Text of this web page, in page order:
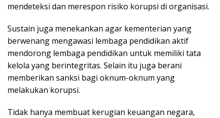
mendeteksi dan merespon risiko korupsi di organisasi.
Sustain juga menekankan agar kementerian yang
berwenang mengawasi lembaga pendidikan aktif
mendorong lembaga pendidikan untuk memiliki tata
kelola yang berintegritas. Selain itu juga berani
memberikan sanksi bagi oknum-oknum yang
melakukan korupsi.
Tidak hanya membuat kerugian keuangan negara,